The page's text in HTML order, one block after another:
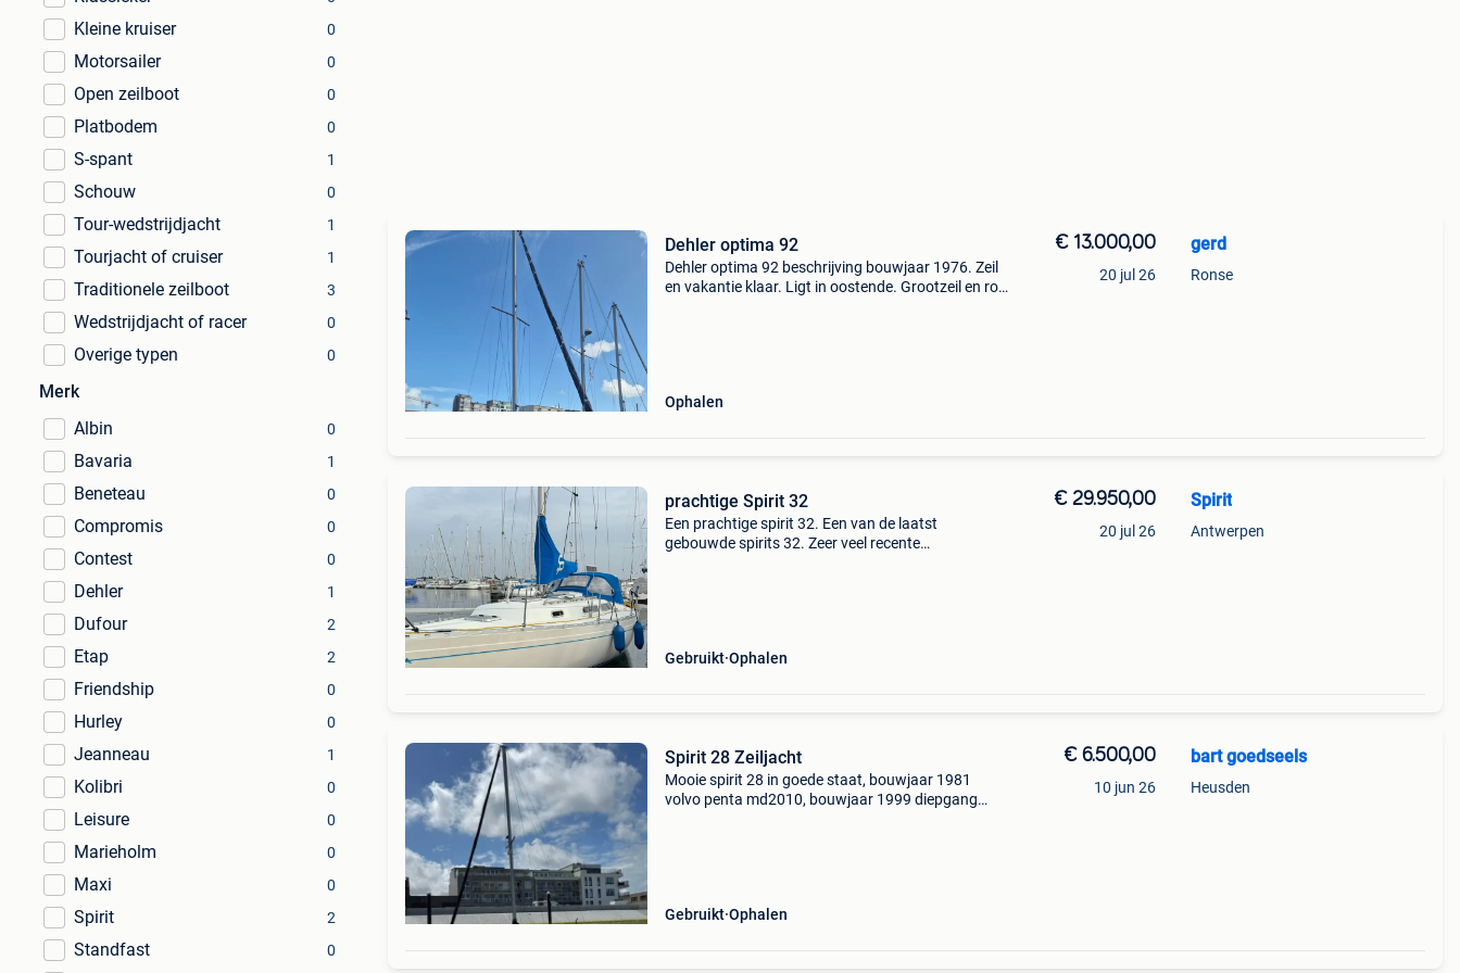
Kleine kruiser 0
Motorsailer 0
Open zeilboot 0
Platbodem 0
S-spant 1
Schouw 0
Tour-wedstrijdjacht 1
Tourjacht of cruiser 1
Traditionele zeilboot 3
Wedstrijdjacht of racer 0
Overige typen 0
Merk
Albin
0
Bavaria 1
Beneteau 0
Compromis 0
Contest 0
Dehler 1
Dufour 2
Etap 2
Friendship 0
Hurley 0
Jeanneau 1
Kolibri 0
Leisure 0
Marieholm 0
Maxi 0
Spirit 2
Standfast 0
Dehler optima 92
Dehler optima 92 beschrijving bouwjaar 1976. Zeil
en vakantie klaar. Ligt in oostende. Grootzeil en rol-
Ophalen
€ 13.000,00
20 jul 26
gerd
Ronse
prachtige Spirit 32
Een prachtige spirit 32. Een van de laatst
gebouwde spirits 32. Zeer veel recente
Gebruikt Ophalen
€ 29.950,00
20 jul 26
Spirit
Antwerpen
Spirit 28 Zeiljacht
Mooie spirit 28 in goede staat, bouwjaar 1981
volvo penta md2010, bouwjaar 1999 diepgang
Gebruikt Ophalen
€ 6.500,00
10 jun 26
bart goedseels
Heusden